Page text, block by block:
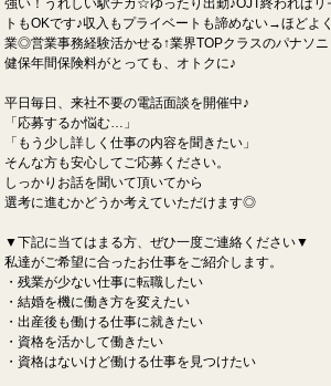
強い！うれしい駅チカ☆ゆったり出勤♪OJT終わればリ
トもOKです♪収入もプライベートも諦めない→ほどよ
業◎営業事務経験活かせる↑業界TOPクラスのパナソニ
健保年間保険料がとっても、オトクに♪
平日毎日、来社不要の電話面談を開催中♪
「応募するか悩む…」
「もう少し詳しく仕事の内容を聞きたい」
そんな方も安心してご応募ください。
しっかりお話を聞いて頂いてから
選考に進むかどうか考えていただけます◎
▼下記に当てはまる方、ぜひ一度ご連絡ください▼
私達がご希望に合ったお仕事をご紹介します。
・残業が少ない仕事に転職したい
・結婚を機に働き方を変えたい
・出産後も働ける仕事に就きたい
・資格を活かして働きたい
・資格はないけど働ける仕事を見つけたい